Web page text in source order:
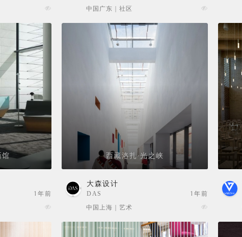
中国广东 | 社区
馆
1年前
西藏洛扎·光之峡
大森设计
DAS
1年前
中国上海 | 艺术